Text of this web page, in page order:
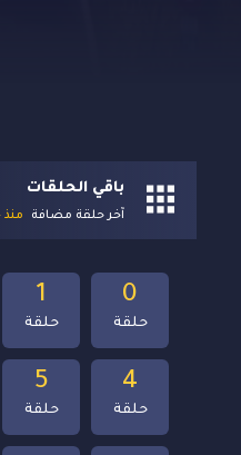
باقي الحلقات
آخر حلقة مضافة منذ 4 سنوات
5
حلقة
4
حلقة
1
حلقة
0
حلقة